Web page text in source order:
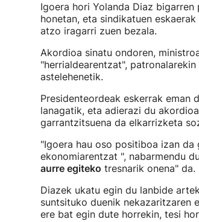
Igoera hori Yolanda Diaz
honetan, eta sindikatuen
atzo iragarri zuen bezala.
Akordioa sinatu ondoren,
"herrialdearentzat",
astelehenetik.
Presidenteordeak eskerrak eman
lanagatik, eta adierazi du
garrantzitsuena da elkarrizketa
"Igoera hau oso positiboa izan
ekonomiarentzat ", nabarmendu
aurre egiteko tresnarik onena" da.
Diazek ukatu egin du lanbide
suntsituko duenik nekazaritzaren
ere bat egin dute horrekin, tesi